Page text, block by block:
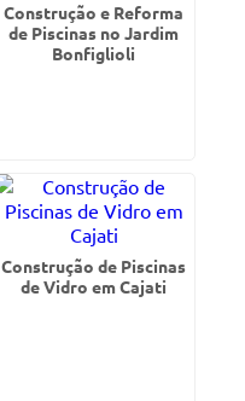
Construção e Reforma
de Piscinas no Jardim
Bonfiglioli
Construção de Piscinas
de Vidro em Cajati